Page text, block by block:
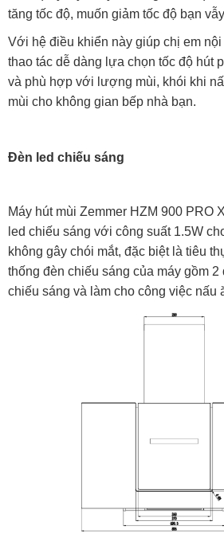
tăng tốc độ, muốn giảm tốc độ bạn
Với hệ điều khiển này giúp chị em
thao tác dễ dàng lựa chọn tốc độ hút
và phù hợp với lượng mùi, khói khi
mùi cho không gian bếp nhà bạn.
Đèn led chiếu sáng
Máy hút mùi Zemmer HZM 900 PRO
led chiếu sáng với công suất 1.5W
không gây chói mắt, đặc biệt là tiêu
thống đèn chiếu sáng của máy gồm 2
chiếu sáng và làm cho công việc nấu